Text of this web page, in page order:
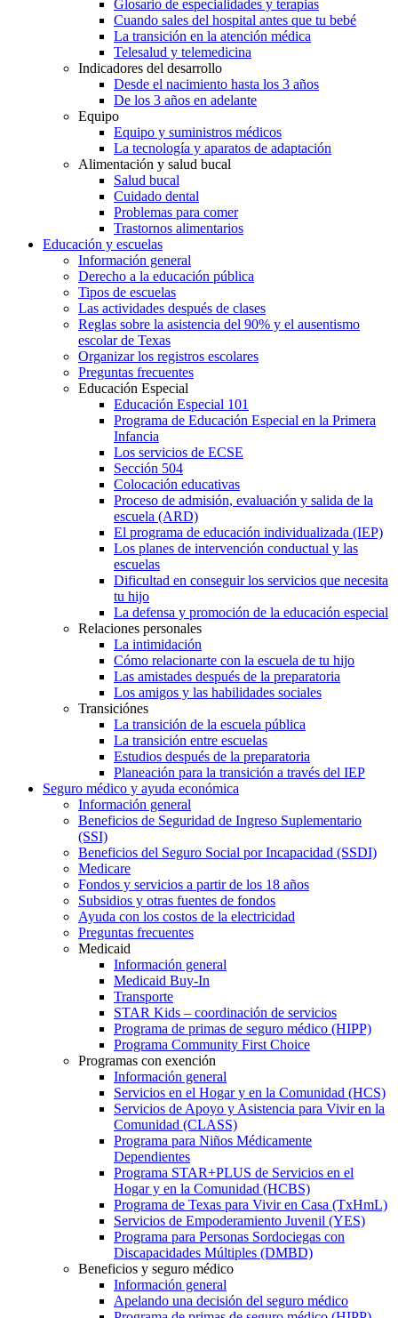
Glosario de especialidades y terapias
Cuando sales del hospital antes que tu bebé
La transición en la atención médica
Telesalud y telemedicina
Indicadores del desarrollo
Desde el nacimiento hasta los 3 años
De los 3 años en adelante
Equipo
Equipo y suministros médicos
La tecnología y aparatos de adaptación
Alimentación y salud bucal
Salud bucal
Cuidado dental
Problemas para comer
Trastornos alimentarios
Educación y escuelas
Información general
Derecho a la educación pública
Tipos de escuelas
Las actividades después de clases
Reglas sobre la asistencia del 90% y el ausentismo
escolar de Texas
Organizar los registros escolares
Preguntas frecuentes
Educación Especial
Educación Especial 101
Programa de Educación Especial en la Primera
Infancia
Los servicios de ECSE
Sección 504
Colocación educativas
Proceso de admisión, evaluación y salida de la
escuela (ARD)
El programa de educación individualizada (IEP)
Los planes de intervención conductual y las
escuelas
Dificultad en conseguir los servicios que necesita
tu hijo
La defensa y promoción de la educación especial
Relaciones personales
La intimidación
Cómo relacionarte con la escuela de tu hijo
Las amistades después de la preparatoria
Los amigos y las habilidades sociales
Transiciónes
La transición de la escuela pública
La transición entre escuelas
Estudios después de la preparatoria
Planeación para la transición a través del IEP
Seguro médico y ayuda económica
Información general
Beneficios de Seguridad de Ingreso Suplementario
(SSI)
Beneficios del Seguro Social por Incapacidad (SSDI)
Medicare
Fondos y servicios a partir de los 18 años
Subsidios y otras fuentes de fondos
Ayuda con los costos de la electricidad
Preguntas frecuentes
Medicaid
Información general
Medicaid Buy-In
Transporte
STAR Kids – coordinación de servicios
Programa de primas de seguro médico (HIPP)
Programa Community First Choice
Programas con exención
Información general
Servicios en el Hogar y en la Comunidad (HCS)
Servicios de Apoyo y Asistencia para Vivir en la
Comunidad (CLASS)
Programa para Niños Médicamente
Dependientes
Programa STAR+PLUS de Servicios en el
Hogar y en la Comunidad (HCBS)
Programa de Texas para Vivir en Casa (TxHmL)
Servicios de Empoderamiento Juvenil (YES)
Programa para Personas Sordociegas con
Discapacidades Múltiples (DMBD)
Beneficios y seguro médico
Información general
Apelando una decisión del seguro médico